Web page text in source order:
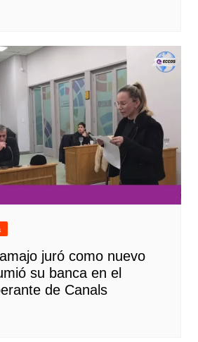
juró como nuevo
su banca en el
de Canals